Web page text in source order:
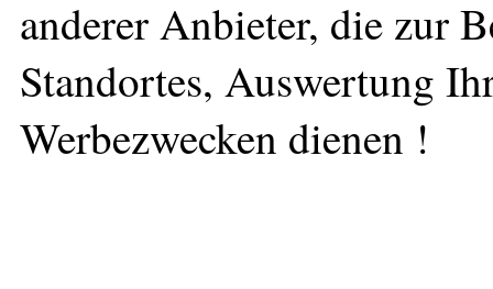
anderer Anbieter, die zur
Standortes, Auswertung
Werbezwecken dienen !